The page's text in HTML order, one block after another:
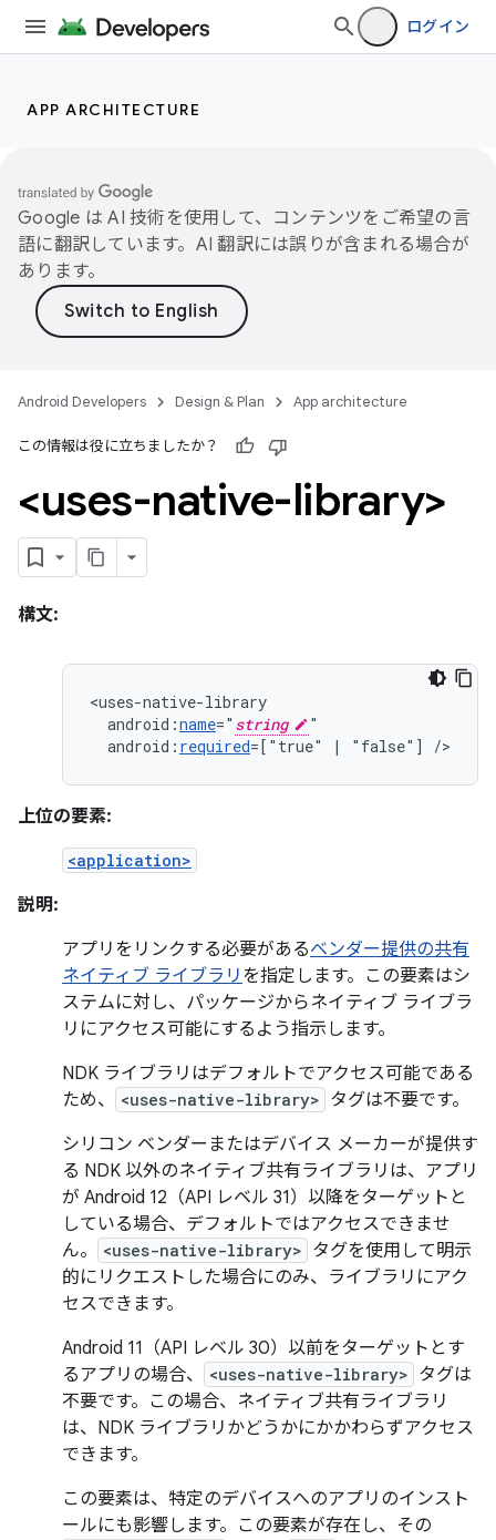
ログイン
APP ARCHITECTURE
Google は AI 技術を使用して、コンテンツをご希望の言
語に翻訳しています。AI 翻訳には誤りが含まれる場合が
あります。
Android Developers Design & Plan App architecture
この情報は役に立ちましたか？
<uses-native-library>
構文:
android:name=" string
android: required=["true" | "false"] />
上位の要素:
<application>
説明:
アプリをリンクする必要があるベンダー提供の共有
ネイティブ ライブラリ を指定します。この要素はシ
ステムに対し、パッケージからネイティブ ライブラ
リにアクセス可能にするよう指示します。
NDK ライブラリはデフォルトでアクセス可能である
ため、
<uses-native-library> タグは不要です。
シリコン ベンダーまたはデバイス メーカーが提供す
る NDK 以外のネイティブ共有ライブラリは、アプリ
が Android 12（API レベル 31）以降をターゲットと
している場合、デフォルトではアクセスできませ
ん。
<uses-native-library> タグを使用して明示
的にリクエストした場合にのみ、ライブラリにアク
セスできます。
Android 11（API レベル 30）以前をターゲットとす
るアプリの場合、
<uses-native-library> タグは
不要です。この場合、ネイティブ共有ライブラリ
は、NDK ライブラリかどうかにかかわらずアクセス
できます。
この要素は、特定のデバイスへのアプリのインスト
ールにも影響します。この要素が存在し、その